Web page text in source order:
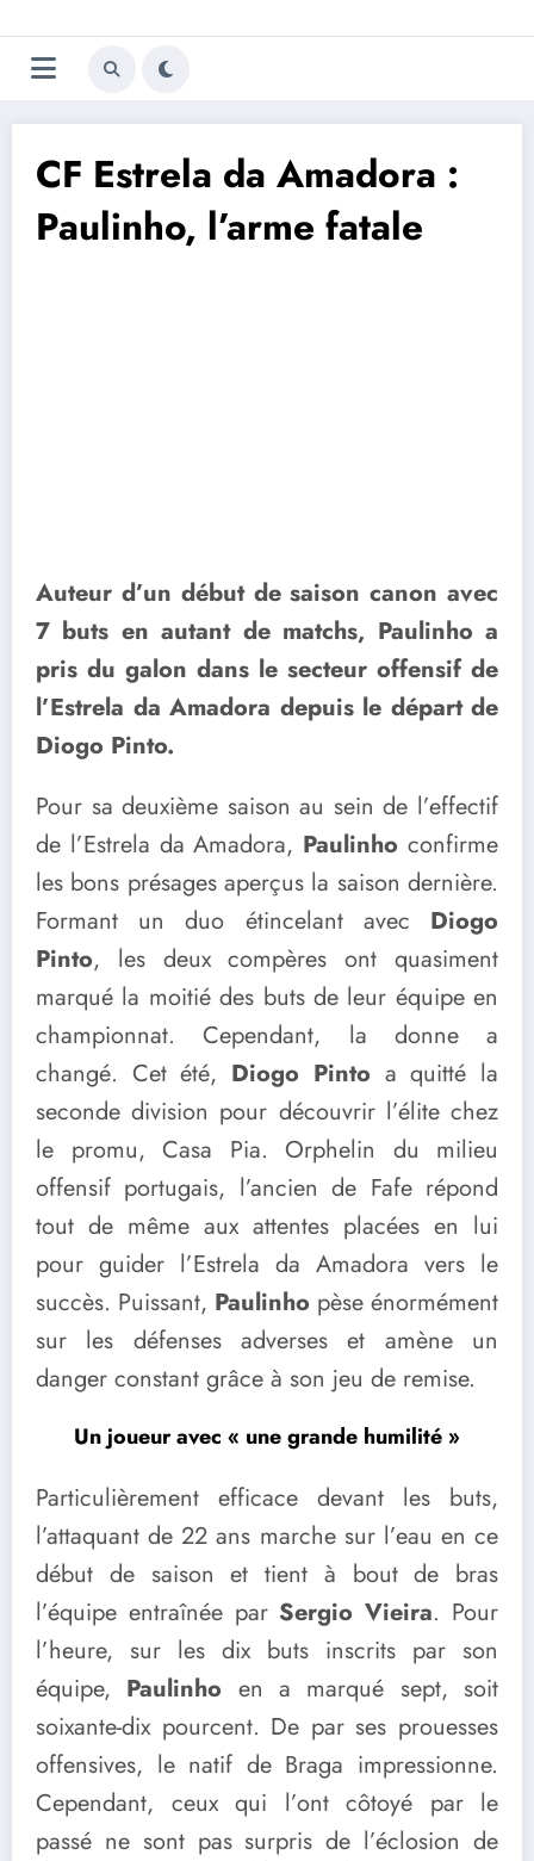
au
contenu
Trivela
L'actualité du football
CF Estrela da Amadora :
Paulinho, l’arme fatale
Auteur d’un début de saison canon avec
7 buts en autant de matchs, Paulinho a
pris du galon dans le secteur offensif de
l’Estrela da Amadora depuis le départ de
Diogo Pinto.
Pour sa deuxième saison au sein de l’effectif
de l’Estrela da Amadora, Paulinho confirme
les bons présages aperçus la saison dernière.
Formant un duo étincelant avec Diogo
Pinto, les deux compères ont quasiment
marqué la moitié des buts de leur équipe en
championnat. Cependant, la donne a
changé. Cet été, Diogo Pinto a quitté la
seconde division pour découvrir l’élite chez
le promu, Casa Pia. Orphelin du milieu
offensif portugais, l’ancien de Fafe répond
tout de même aux attentes placées en lui
pour guider l’Estrela da Amadora vers le
succès. Puissant, Paulinho pèse énormément
sur les défenses adverses et amène un
danger constant grâce à son jeu de remise.
Un joueur avec « une grande humilité »
Particulièrement efficace devant les buts,
l’attaquant de 22 ans marche sur l’eau en ce
début de saison et tient à bout de bras
l’équipe entraînée parSergio Vieira. Pour
l’heure, sur les dix buts inscrits par son
équipe, Paulinho en a marqué sept, soit
soixante-dix pourcent. De par ses prouesses
offensives, le natif de Braga impressionne.
Cependant, ceux qui l’ont côtoyé par le
passé ne sont pas surpris de l’éclosion de